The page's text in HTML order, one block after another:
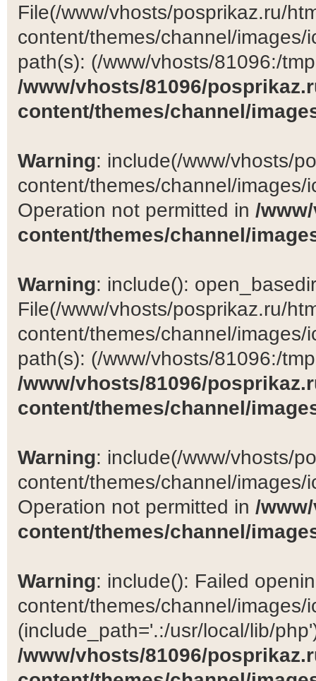
File(/www/vhosts/posprikaz.ru/
content/themes/channel/
path(s): (/www/vhosts/81096:/
/www/vhosts/81096/
content/themes/channel/
Warning: include(/www/vhosts/
content/themes/channel/
Operation not permitted in /
content/themes/channel/
Warning: include():
File(/www/vhosts/posprikaz.ru/
content/themes/channel/
path(s): (/www/vhosts/81096:/
/www/vhosts/81096/
content/themes/channel/
Warning: include(/www/vhosts/
content/themes/channel/
Operation not permitted in /
content/themes/channel/
Warning: include(): Failed
content/themes/channel/images/
(include_path='.:/usr/local/lib/
/www/vhosts/81096/